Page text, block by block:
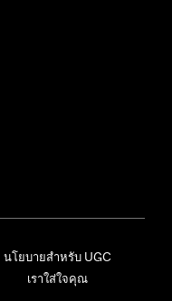
นโยบายสำหรับ UGC
เราใส่ใจคุณ